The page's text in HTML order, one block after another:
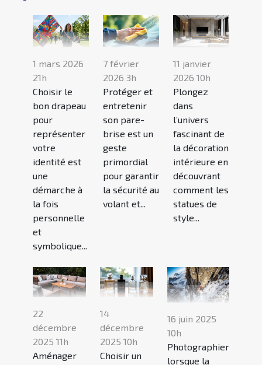
1 mars 2026
21h
Choisir le
bon drapeau
pour
représenter
votre
identité est
une
démarche à
la fois
personnelle
et
symbolique...
7 février
2026 3h
Protéger et
entretenir
son pare-
brise est un
geste
primordial
pour garantir
la sécurité au
volant et...
11 janvier
2026 10h
Plongez
dans
l’univers
fascinant de
la décoration
intérieure en
découvrant
comment les
statues de
style...
22
décembre
2025 11h
Aménager
14
décembre
2025 10h
Choisir un
16 juin 2025
10h
Photographier
lorsque la